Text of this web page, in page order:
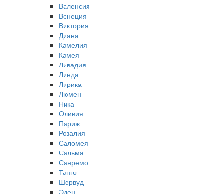
Валенсия
Венеция
Виктория
Диана
Камелия
Камея
Ливадия
Линда
Лирика
Люмен
Ника
Оливия
Париж
Розалия
Саломея
Сальма
Санремо
Танго
Шервуд
Элен